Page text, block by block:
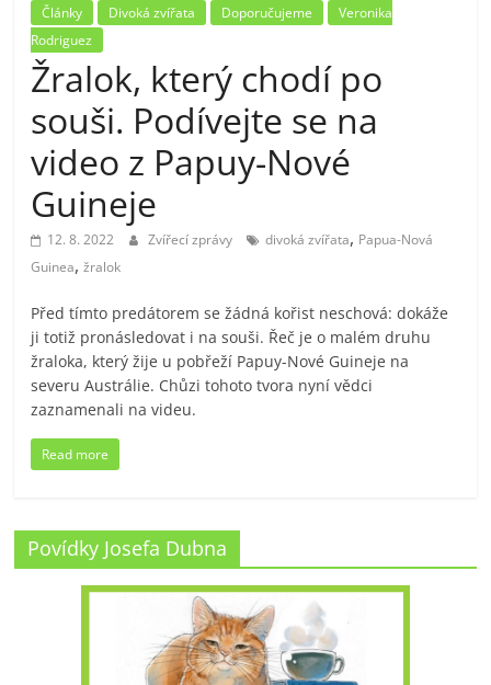
Články Divoká zvířata Doporučujeme
Veronika
Rodriguez
Žralok, který chodí po
souši. Podívejte se na
video z Papuy-Nové
Guineje
12. 8. 2022 Zvířecí zprávy divoká zvířata, Papua-Nová
Guinea,žralok
Před tímto predátorem se žádná kořist neschová: dokáže
ji totiž pronásledovat i na souši. Řeč je o malém druhu
žraloka, který žije u pobřeží Papuy-Nové Guineje na
severu Austrálie. Chůzi tohoto tvora nyní vědci
zaznamenali na videu.
Read more
Povídky Josefa Dubna